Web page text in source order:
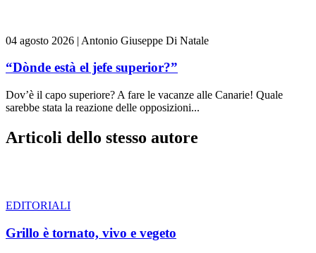
04 agosto 2026 | Antonio Giuseppe Di Natale
“Dònde està el jefe superior?”
Dov’è il capo superiore? A fare le vacanze alle Canarie! Quale
sarebbe stata la reazione delle opposizioni...
Articoli dello stesso autore
EDITORIALI
Grillo è tornato, vivo e vegeto